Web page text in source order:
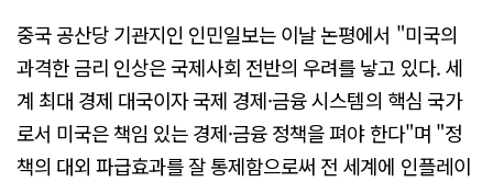
중국 공산당 기관지인 인민일보는 이날 논평에서 "미국의
과격한 금리 인상은 국제사회 전반의 우려를 낳고 있다. 세
계 최대 경제 대국이자 국제 경제·금융 시스템의 핵심 국가
로서 미국은 책임 있는 경제·금융 정책을 펴야 한다"며 "정
책의 대외 파급효과를 잘 통제함으로써 전 세계에 인플레이